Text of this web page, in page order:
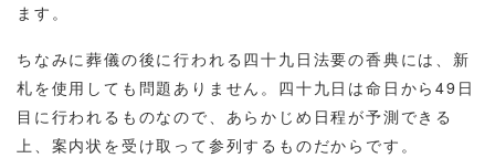
ます。
ちなみに葬儀の後に行われる四十九日法要の香典には、新
札を使用しても問題ありません。四十九日は命日から49日
目に行われるものなので、あらかじめ日程が予測できる
上、案内状を受け取って参列するものだからです。